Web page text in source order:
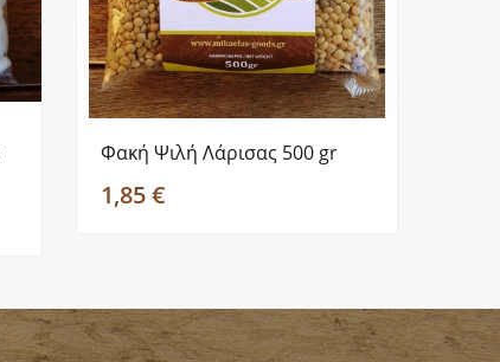
Φακή Ψιλή Λάρισας 500 gr
1,85 €